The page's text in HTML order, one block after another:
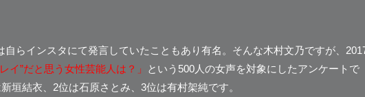
らインスタにて発言していたこともあり有名。そんな木村文乃ですが、
イ”だと思う女性芸能人は？」
という500人の女声を対象にしたアンケートで
垣結衣、2位は石原さとみ、3位は有村架純です。